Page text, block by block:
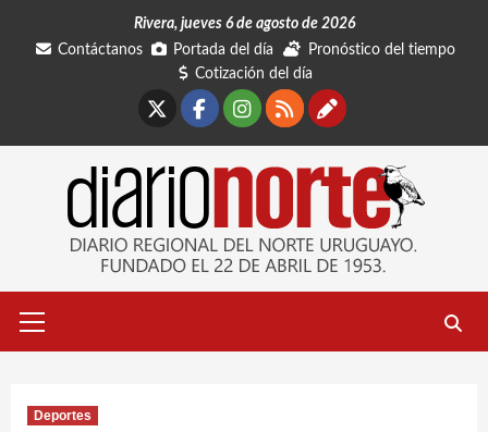
Rivera, jueves 6 de agosto de 2026
Contáctanos
Portada del día
Pronóstico del tiempo
Cotización del día
Facebook
Instagram
RSSContáctanos
primario
Deportes